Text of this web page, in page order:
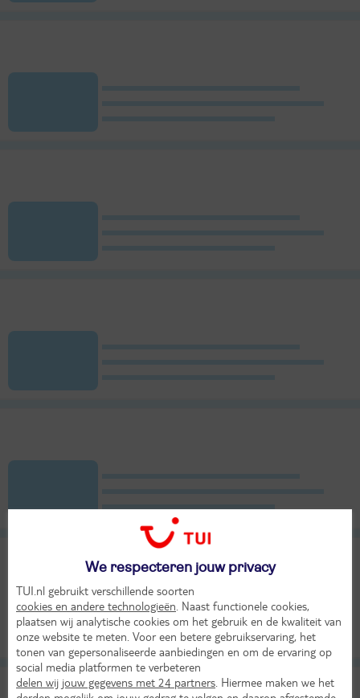
We respecteren jouw privacy
TUI.nl gebruikt verschillende soorten
cookies en andere technologieën . Naast functionele cookies,
plaatsen wij analytische cookies om het gebruik en de kwaliteit van
onze website te meten. Voor een betere gebruikservaring, het
tonen van gepersonaliseerde aanbiedingen en om de ervaring op
social media platformen te verbeteren
delen wij jouw gegevens met 24 partners . Hiermee maken we het